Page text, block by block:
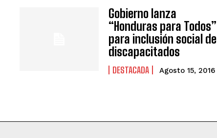
Gobierno lanza
“Honduras para Todos”
para inclusión social de
discapacitados
DESTACADA Agosto 15, 2016